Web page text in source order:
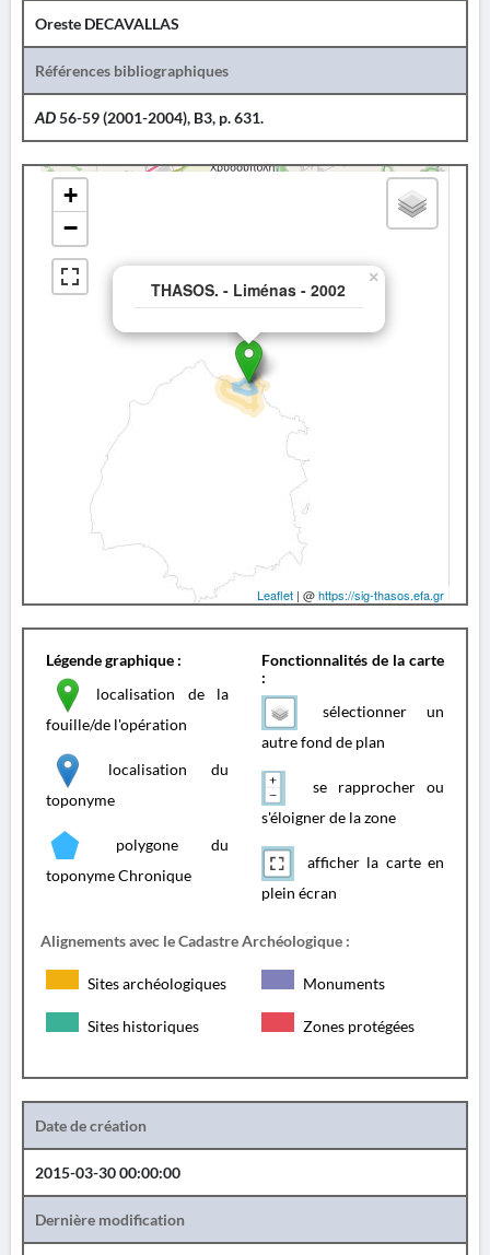
Oreste DECAVALLAS
Références bibliographiques
AD56-59 (2001-2004), B3, p. 631.
THASOS. - Liménas - 2002
×
+
−
Leaflet | @https://sig-thasos.efa.gr
Légende graphique :
localisation de la
fouille/de l'opération
localisation du
toponyme
polygone du
toponyme Chronique
Fonctionnalités de la carte
:
sélectionner un
autre fond de plan
se rapprocher ou
s'éloigner de la zone
afficher la carte en
plein écran
Alignements avec le Cadastre Archéologique :
Sites archéologiques Monuments
Sites historiques Zones protégées
Date de création
2015-03-30 00:00:00
Dernière modification